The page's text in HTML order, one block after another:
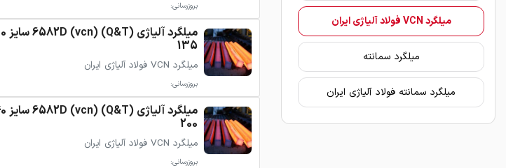
میلگرد VCN فولاد آلیاژی ایران
میلگرد سمانته
میلگرد سمانته فولاد آلیاژی ایران
بروزرسانی:
135
میلگرد VCN فولاد آلیاژی ایران
بروزرسانی:
200
میلگرد VCN فولاد آلیاژی ایران
بروزرسانی: